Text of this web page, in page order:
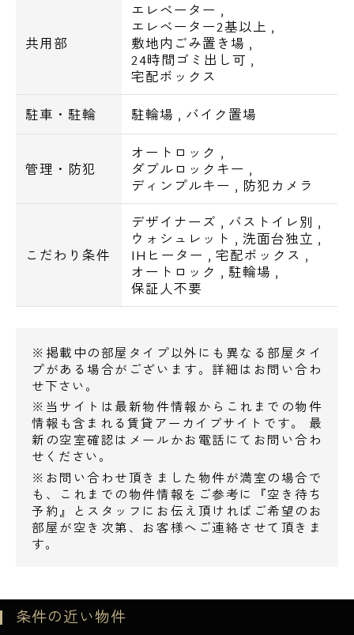
くら寿司 品川駅前店／徒歩22分
港区立港南中学校／徒歩4分
港南四丁目保育室／徒歩7分
グローバルキッズ港南保育園／徒歩6分
港区立こうなん保育園／徒歩6分
港区立江南小学校／徒歩7分
東京都立港特別支援学校／徒歩5分
東京海洋大学／徒歩11分
港区立江南図書館／徒歩1分
ドコモショップ 品川店／徒歩11分
品川シーズンテラス／徒歩10分
三省堂書店 品川駅店／徒歩14分
アトレ品川／徒歩15分
高輪警察署 品川駅港南口交番／徒歩14分
品川イーストワンタワー／徒歩16分
銀河劇場／徒歩17分
■その他
港南和楽公園／徒歩5分
品川セントラルガーデン／徒歩17分
共用部
エレベーター ,
エレベーター2基以上 ,
敷地内ごみ置き場 ,
24時間ゴミ出し可 ,
宅配ボックス
駐車・駐輪 駐輪場 , バイク置場
管理・防犯
オートロック ,
ダブルロックキー ,
ディンプルキー , 防犯カメラ
こだわり条件
デザイナーズ , バストイレ別 ,
ウォシュレット , 洗面台独立 ,
IHヒーター , 宅配ボックス ,
オートロック , 駐輪場 ,
保証人不要
※掲載中の部屋タイプ以外にも異なる部屋タイ
プがある場合がございます。詳細はお問い合わ
せ下さい。
※当サイトは最新物件情報からこれまでの物件
情報も含まれる賃貸アーカイブサイトです。 最
新の空室確認はメールかお電話にてお問い合わ
せください。
※お問い合わせ頂きました物件が満室の場合で
も、これまでの物件情報をご参考に『空き待ち
予約』とスタッフにお伝え頂ければご希望のお
部屋が空き次第、お客様へご連絡させて頂きま
す。
条件の近い物件
電話でお問い合わせ
0120-500-529
メールでお問い合わせ